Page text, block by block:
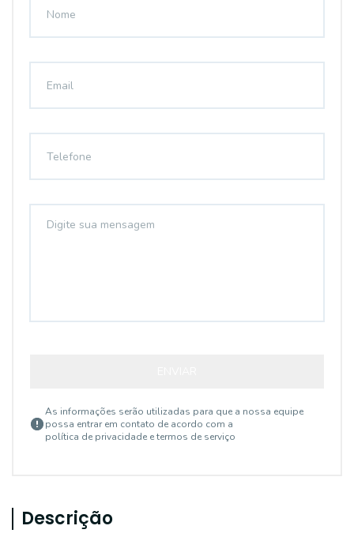
As informações serão utilizadas para que a nossa equipe
possa entrar em contato de acordo com a
política de privacidade e termos de serviço
Descrição